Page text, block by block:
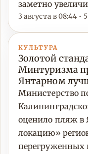
заметно
3 августа в 08:44 •
КУЛЬТУРА
Золотой
Минтуризма
Янтарном
Министерство
оценило пляж в
локацию»
перегруженных